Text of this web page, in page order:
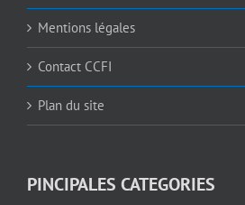
Mentions légales
Contact CCFI
Plan du site
PINCIPALES CATEGORIES